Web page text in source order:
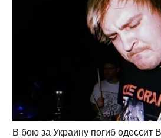
В бою за Украину погиб одессит